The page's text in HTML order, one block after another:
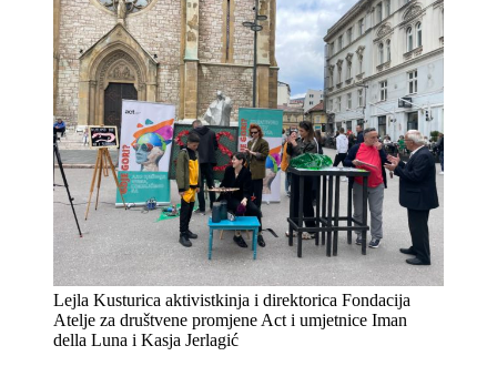
Lejla Kusturica aktivistkinja i direktorica Fondacija
Atelje za društvene promjene Act i umjetnice Iman
della Luna i Kasja Jerlagić